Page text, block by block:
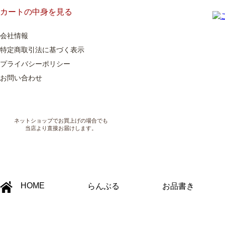
カートの中身を見る
会社情報
特定商取引法に基づく表示
プライバシーポリシー
お問い合わせ
ネットショップでお買上げの場合でも
当店より直接お届けします。
HOME らんぶる お品書き